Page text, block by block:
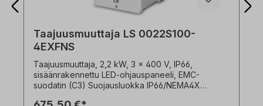
Taajuusmuuttaja LS 0022S100-
4EXFNS
Taajuusmuuttaja, 2,2 kW, 3 x 400 V, IP66,
sisäänrakennettu LED-ohjauspaneeli, EMC-
suodatin (C3) Suojausluokka IP66/NEMA4X